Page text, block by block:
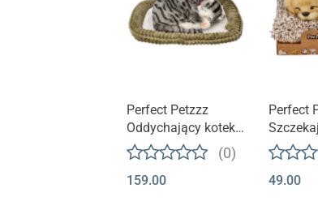
Perfect Petzzz
Oddychający kotek
na legowisku | Szary
Pręgowany
(0)
159.00
Perfect
Retriver
49.00